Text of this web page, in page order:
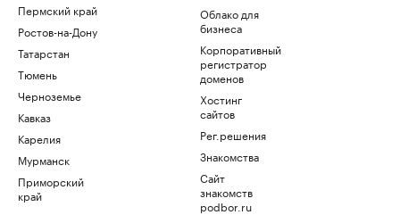
Пермский край
Ростов-на-Дону
Татарстан
Тюмень
Черноземье
Кавказ
Карелия
Мурманск
Приморский
край
Облако для
бизнеса
Корпоративный
регистратор
доменов
Хостинг
сайтов
Рег.решения
Знакомства
Сайт
знакомств
podbor.ru